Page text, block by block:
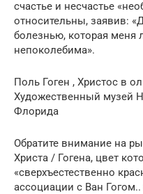
счастье и несчастье
относительны, заявив:
болезнью, которая меня
непоколебима».
Поль Гоген , Христос в
Художественный музей
Флорида
Обратите внимание на
Христа / Гогена, цвет
«сверхъестественно
ассоциации с Ван